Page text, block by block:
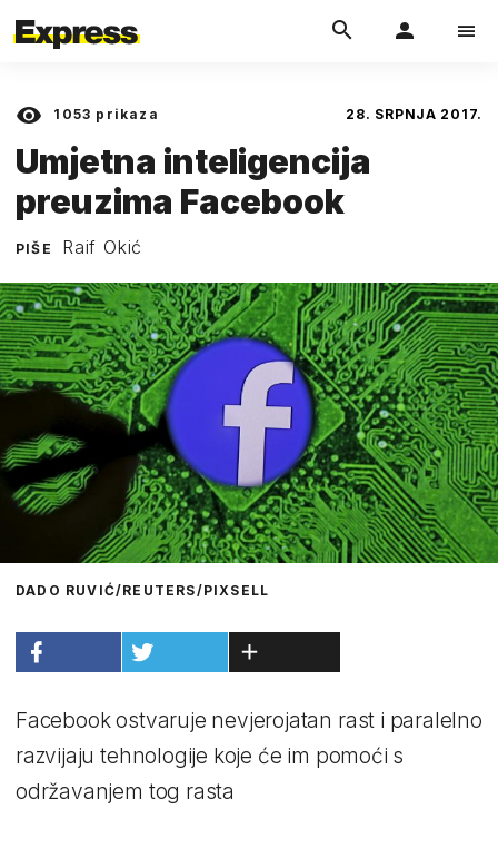
1053 prikaza 28. SRPNJA 2017.
Umjetna inteligencija
preuzima Facebook
PIŠE Raif Okić
DADO RUVIĆ/REUTERS/PIXSELL
Facebook ostvaruje nevjerojatan rast i paralelno
razvijaju tehnologije koje će im pomoći s
održavanjem tog rasta